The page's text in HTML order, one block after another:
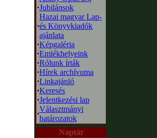
·Jubilánsok
·
Hazai magyar Lap-
és Könyvkiadók
ajánlata
·Képgaléria
·Emlékhelyeink
·Rólunk írták
·Hírek archívuma
·Linkajánló
·Keresés
·Jelentkezési lap
·
Választmányi
határozatok
Naptár